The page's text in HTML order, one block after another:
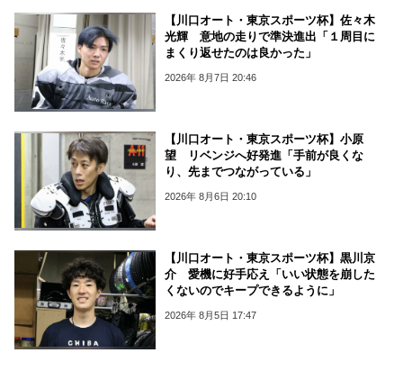
【川口オート・東京スポーツ杯】佐々木
光輝 意地の走りで準決進出「１周目に
まくり返せたのは良かった」
2026年 8月7日 20:46
【川口オート・東京スポーツ杯】小原
望 リベンジへ好発進「手前が良くな
り、先までつながっている」
2026年 8月6日 20:10
【川口オート・東京スポーツ杯】黒川京
介 愛機に好手応え「いい状態を崩した
くないのでキープできるように」
2026年 8月5日 17:47